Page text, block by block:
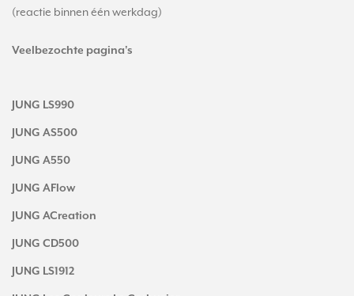
(reactie binnen één werkdag)
Veelbezochte pagina's
JUNG LS990
JUNG AS500
JUNG A550
JUNG AFlow
JUNG ACreation
JUNG CD500
JUNG LS1912